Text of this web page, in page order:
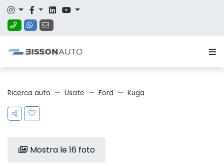
Ricerca auto Usate Ford Kuga
Mostra le 16 foto